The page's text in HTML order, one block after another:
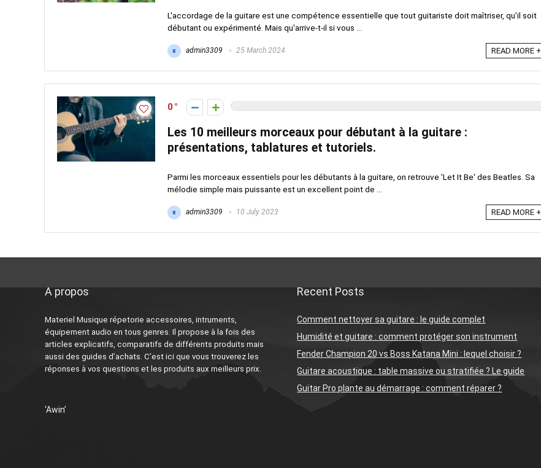
L'accordage de la guitare est une compétence essentielle que tout guitariste doit maîtriser, qu'il soit
débutant ou expérimenté. Mais qu'arrive-t-il si vous ...
admin3309 25 March 2024 READ MORE +
0
Les 10 meilleurs morceaux pour débutant à la guitare :
présentations, tablatures et tutoriels.
Parmi les morceaux essentiels pour les débutants à la guitare, on retrouve 'Let It Be' des Beatles. Sa
mélodie simple mais puissante est un excellent point de ...
admin3309 10 July 2023 READ MORE +
A propos
Materiel Musique répetorie accessoires, intruments,
équipement audio en tous genres. Il propose à la fois des
articles explicatifs, comparatifs de différents produits mais
aussi des guides d’achats. C’est ici que vous trouverez les
réponses à vos questions et les produits aux meilleurs prix.
‘Awin’
Recent Posts
Comment nettoyer sa guitare : le guide complet
Humidité et guitare : comment protéger son instrument
Fender Champion 20 vs Boss Katana Mini : lequel choisir ?
Guitare acoustique : table massive ou stratifiée ? Le guide
Guitar Pro plante au démarrage : comment réparer ?